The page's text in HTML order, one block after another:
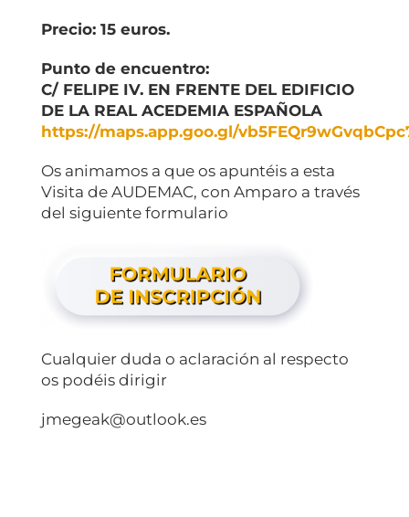
Precio: 15 euros.
Punto de encuentro:
C/ FELIPE IV. EN FRENTE DEL EDIFICIO
DE LA REAL ACEDEMIA ESPAÑOLA
https://maps.app.goo.gl/
Os animamos a que os apuntéis a esta
Visita de AUDEMAC, con Amparo a través
del siguiente formulario
Cualquier duda o aclaración al respecto
os podéis dirigir
jmegeak@outlook.es